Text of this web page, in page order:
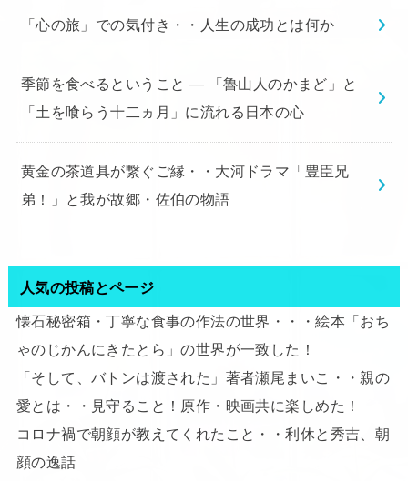
「心の旅」での気付き・・人生の成功とは何か
季節を食べるということ ― 「魯山人のかまど」と
「土を喰らう十二ヵ月」に流れる日本の心
黄金の茶道具が繋ぐご縁・・大河ドラマ「豊臣兄
弟！」と我が故郷・佐伯の物語
人気の投稿とページ
懐石秘密箱・丁寧な食事の作法の世界・・・絵本「おち
ゃのじかんにきたとら」の世界が一致した！
「そして、バトンは渡された」著者瀬尾まいこ・・親の
愛とは・・見守ること！原作・映画共に楽しめた！
コロナ禍で朝顔が教えてくれたこと・・利休と秀吉、朝
顔の逸話